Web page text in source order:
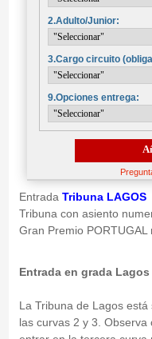
2.Adulto/Junior:
3.Cargo circuito
9.Opciones entrega:
Entrada Tribuna LAGOS
Tribuna con asiento
Gran Premio PORTUGAL
Entrada en grada Lagos
La Tribuna de Lagos
las curvas 2 y 3.